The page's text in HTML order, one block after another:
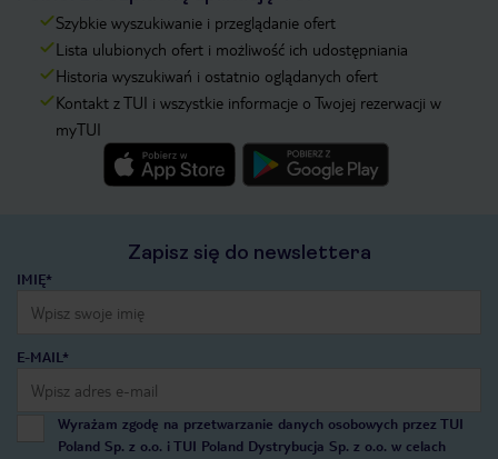
Szybkie wyszukiwanie i przeglądanie ofert
Lista ulubionych ofert i możliwość ich udostępniania
Historia wyszukiwań i ostatnio oglądanych ofert
Kontakt z TUI i wszystkie informacje o Twojej rezerwacji w
myTUI
Zapisz się do newslettera
IMIĘ*
E-MAIL*
Wyrażam zgodę na przetwarzanie danych osobowych przez TUI
Poland Sp. z o.o. i TUI Poland Dystrybucja Sp. z o.o. w celach